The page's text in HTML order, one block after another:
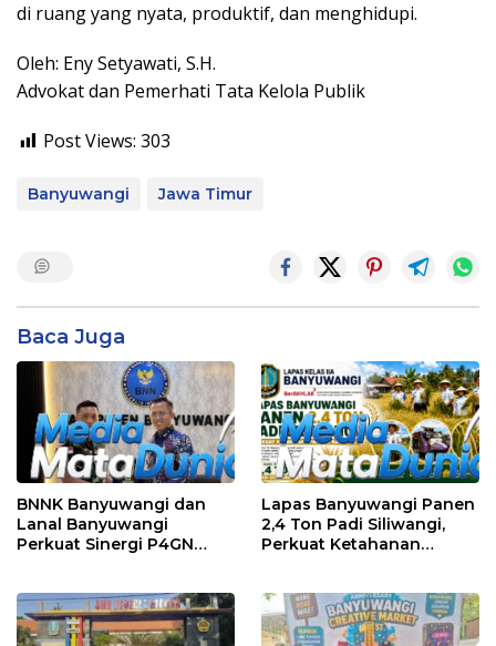
di ruang yang nyata, produktif, dan menghidupi.
Oleh: Eny Setyawati, S.H.
Advokat dan Pemerhati Tata Kelola Publik
Post Views: 303
Banyuwangi Jawa Timur
Baca Juga
BNNK Banyuwangi dan
Lanal Banyuwangi
Perkuat Sinergi P4GN
Lapas Banyuwangi Panen
2,4 Ton Padi Siliwangi,
Perkuat Ketahanan